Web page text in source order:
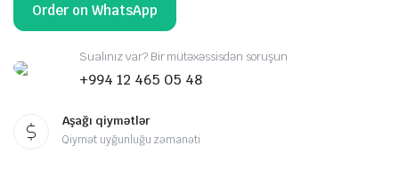
Order on WhatsApp
Sualınız var? Bir mütəxəssisdən soruşun
+994 12 465 05 48
Aşağı qiymətlər
Qiymət uyğunluğu zəmanəti